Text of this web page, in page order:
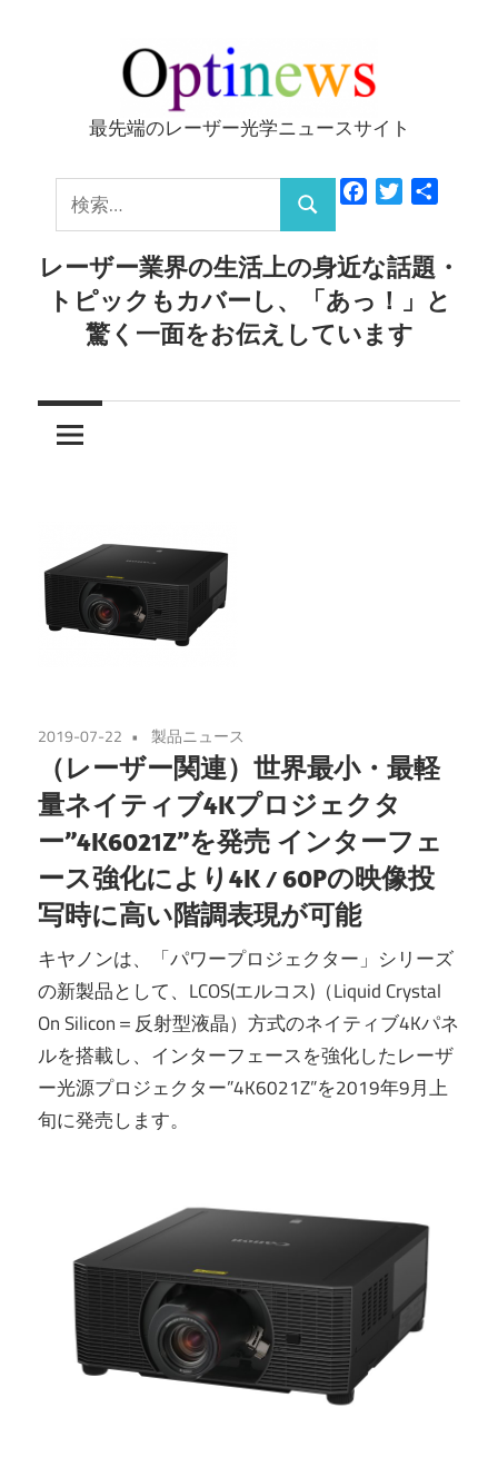
ッ
Optinews
最先端のレーザー光学ニュースサイト
索:
検
索
FacebookTwitter
レーザー業界の生活上の身近な話題・
トピックもカバーし、「あっ！」と
驚く一面をお伝えしています
2019-07-22 製品ニュース
（レーザー関連）世界最小・最軽
量ネイティブ4Kプロジェクタ
ー”4K6021Z”を発売 インターフェ
ース強化により4K ⁄ 60Pの映像投
写時に高い階調表現が可能
キヤノンは、「パワープロジェクター」シリーズ
の新製品として、LCOS(エルコス)（Liquid Crystal
On Silicon＝反射型液晶）方式のネイティブ4Kパネ
ルを搭載し、インターフェースを強化したレーザ
ー光源プロジェクター”4K6021Z”を2019年9月上
旬に発売します。